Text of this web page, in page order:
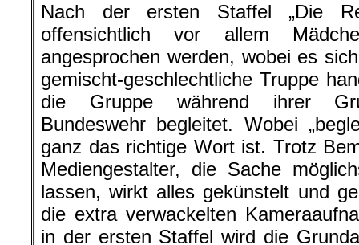
Nach der ersten Staffel „Die
offensichtlich vor allem
angesprochen werden, wobei es
gemischt-geschlechtliche Truppe
die Gruppe während ihrer
Bundeswehr begleitet. Wobei
ganz das richtige Wort ist. Trotz
Mediengestalter, die Sache
lassen, wirkt alles gekünstelt und
die extra verwackelten
in der ersten Staffel wird die